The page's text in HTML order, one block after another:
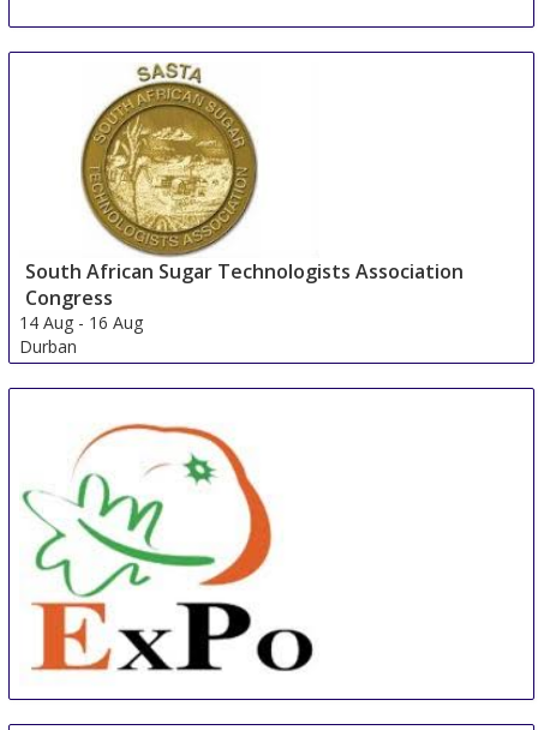
South African Sugar Technologists Association
Congress
14 Aug - 16 Aug
Durban
South Africa